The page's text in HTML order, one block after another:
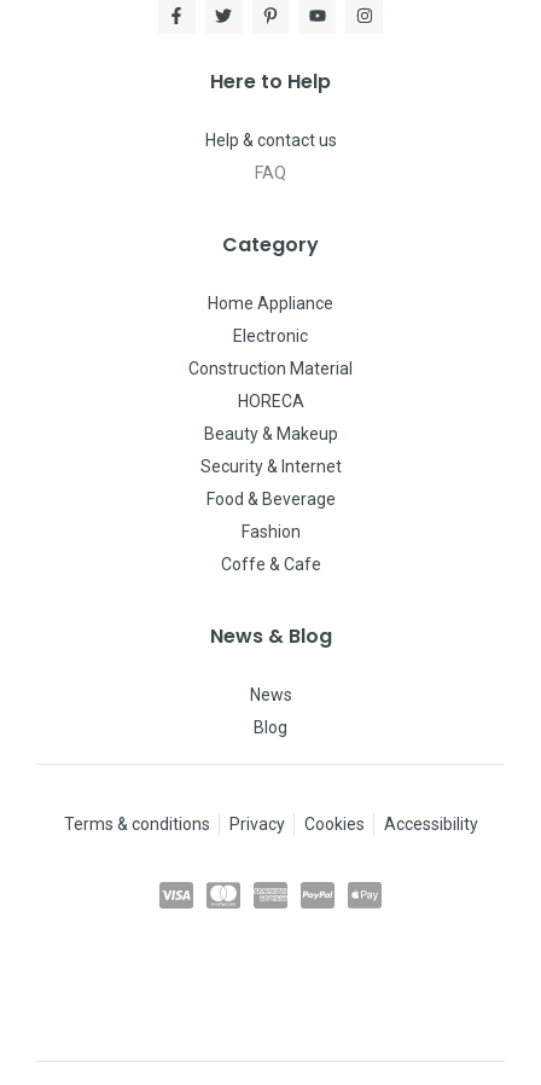
Here to Help
Help & contact us
FAQ
Category
Home Appliance
Electronic
Construction Material
HORECA
Beauty & Makeup
Security & Internet
Food & Beverage
Fashion
Coffe & Cafe
News & Blog
News
Blog
Terms & conditions Privacy Cookies Accessibility